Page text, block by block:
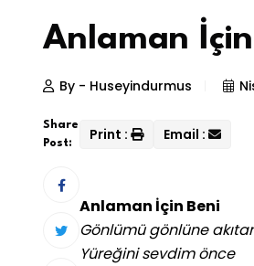
Anlaman
By - Huseyindurmus
Share
Post:
Print : Email :
Anlaman İçin Beni
Gönlümü gönlüne
Yüreğini sevdim önce